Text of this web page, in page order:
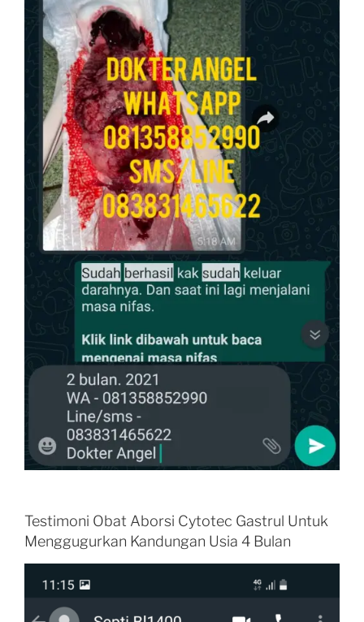
Testimoni Obat Aborsi Cytotec Gastrul Untuk
Menggugurkan Kandungan Usia 4 Bulan